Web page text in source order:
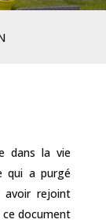
dans la vie
qui a purgé
avoir rejoint
ce document